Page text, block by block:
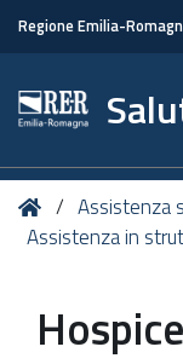
Regione Emilia-
Tu
sei
HomeAssistenza
Assistenza in
Hospice